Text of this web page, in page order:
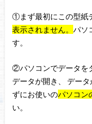
①まず最初にこの型紙
表示されません。 パソ
す。
②パソコンでデータを
データが開き、 デー
ずにお使いのパソコン
い。